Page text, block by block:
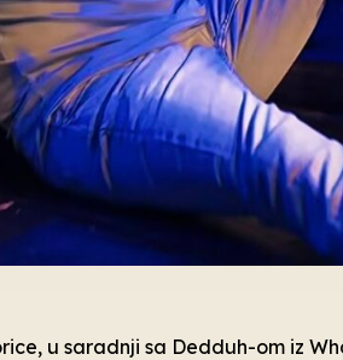
u saradnji sa Dedduh-om iz